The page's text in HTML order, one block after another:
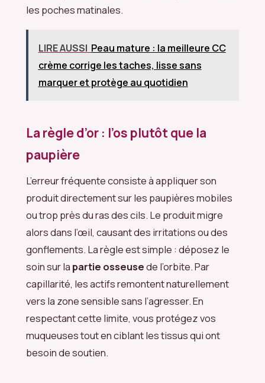
les poches matinales.
LIRE AUSSI Peau mature : la meilleure CC
crème corrige les taches, lisse sans
marquer et protège au quotidien
La règle d’or : l’os plutôt que la
paupière
L’erreur fréquente consiste à appliquer son
produit directement sur les paupières mobiles
ou trop près du ras des cils. Le produit migre
alors dans l’œil, causant des irritations ou des
gonflements. La règle est simple : déposez le
soin sur la partie osseusede l’orbite. Par
capillarité, les actifs remontent naturellement
vers la zone sensible sans l’agresser. En
respectant cette limite, vous protégez vos
muqueuses tout en ciblant les tissus qui ont
besoin de soutien.